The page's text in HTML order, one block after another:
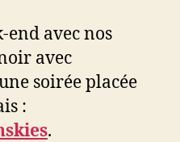
end avec nos
avec
soirée placée
:
.